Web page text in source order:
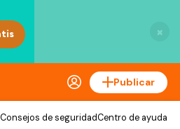
×
Publicar
Consejos de seguridadCentro de ayuda